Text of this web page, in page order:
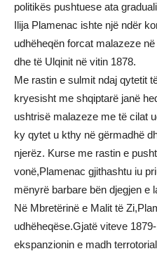
politikës pushtuese ata
Ilija Plamenac ishte një ndër
udhëheqën forcat malazeze
dhe të Ulqinit në vitin 1878.
Me rastin e sulmit ndaj qytetit
kryesisht me shqiptarë janë
ushtrisë malazeze me të cilat
ky qytet u kthy në gërmadhë
njerëz. Kurse me rastin e
vonë,Plamenac gjithashtu iu
mënyrë barbare bën djegjen e
Në Mbretërinë e Malit të
udhëheqëse.Gjatë viteve
ekspanzionin e madh